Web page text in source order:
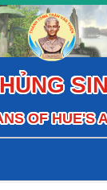
OF HUE'S